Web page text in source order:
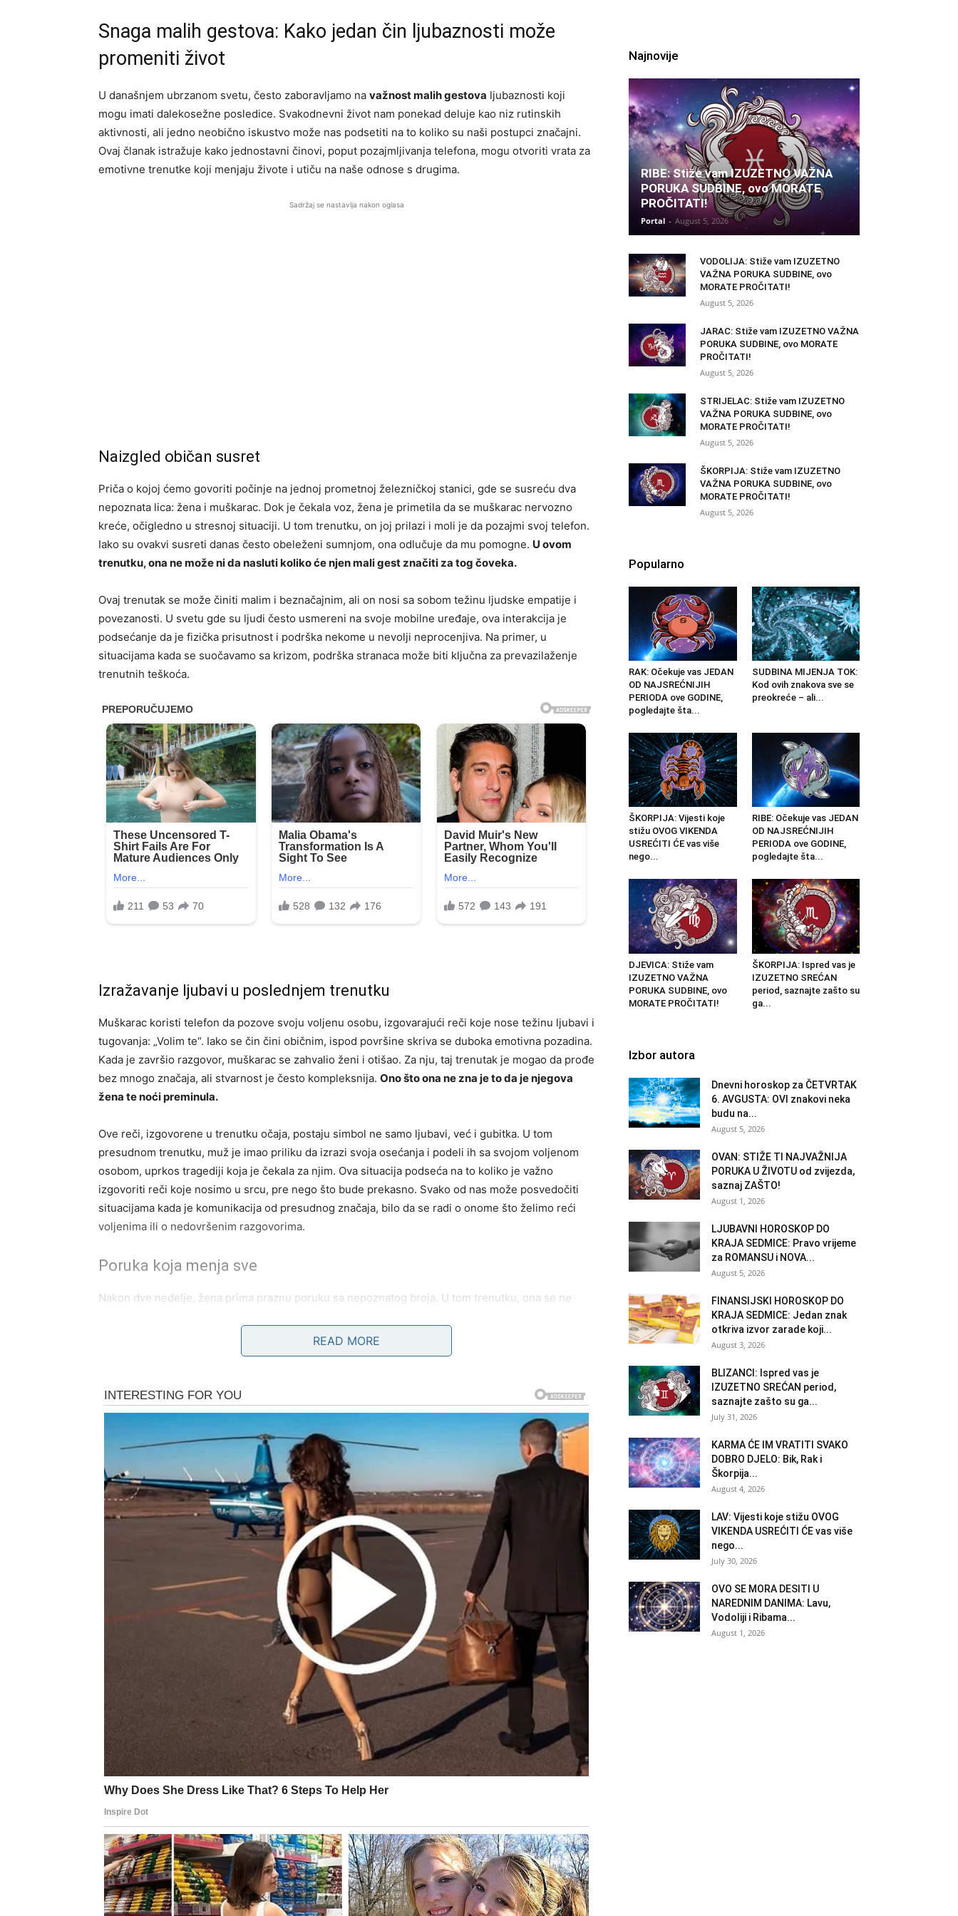
Snaga malih gestova: Kako jedan čin ljubaznosti može
promeniti život
U današnjem ubrzanom svetu, često zaboravljamo na važnost malih gestova ljubaznosti koji
mogu imati dalekosežne posledice. Svakodnevni život nam ponekad deluje kao niz rutinskih
aktivnosti, ali jedno neobično iskustvo može nas podsetiti na to koliko su naši postupci značajni.
Ovaj članak istražuje kako jednostavni činovi, poput pozajmljivanja telefona, mogu otvoriti vrata za
emotivne trenutke koji menjaju živote i utiču na naše odnose s drugima.
Sadržaj se nastavlja nakon oglasa
Naizgled običan susret
Priča o kojoj ćemo govoriti počinje na jednoj prometnoj železničkoj stanici, gde se susreću dva
nepoznata lica: žena i muškarac. Dok je čekala voz, žena je primetila da se muškarac nervozno
kreće, očigledno u stresnoj situaciji. U tom trenutku, on joj prilazi i moli je da pozajmi svoj telefon.
Iako su ovakvi susreti danas često obeleženi sumnjom, ona odlučuje da mu pomogne. U ovom
trenutku, ona ne može ni da nasluti koliko će njen mali gest značiti za tog čoveka.
Ovaj trenutak se može činiti malim i beznačajnim, ali on nosi sa sobom težinu ljudske empatije i
povezanosti. U svetu gde su ljudi često usmereni na svoje mobilne uređaje, ova interakcija je
podsećanje da je fizička prisutnost i podrška nekome u nevolji neprocenjiva. Na primer, u
situacijama kada se suočavamo sa krizom, podrška stranaca može biti ključna za prevazilaženje
trenutnih teškoća.
Izražavanje ljubavi u poslednjem trenutku
Muškarac koristi telefon da pozove svoju voljenu osobu, izgovarajući reči koje nose težinu ljubavi i
tugovanja: „Volim te“. Iako se čin čini običnim, ispod površine skriva se duboka emotivna pozadina.
Kada je završio razgovor, muškarac se zahvalio ženi i otišao. Za nju, taj trenutak je mogao da prođe
bez mnogo značaja, ali stvarnost je često kompleksnija. Ono što ona ne zna je to da je njegova
žena te noći preminula.
Ove reči, izgovorene u trenutku očaja, postaju simbol ne samo ljubavi, već i gubitka. U tom
presudnom trenutku, muž je imao priliku da izrazi svoja osećanja i podeli ih sa svojom voljenom
osobom, uprkos tragediji koja je čekala za njim. Ova situacija podseća na to koliko je važno
izgovoriti reči koje nosimo u srcu, pre nego što bude prekasno. Svako od nas može posvedočiti
situacijama kada je komunikacija od presudnog značaja, bilo da se radi o onome što želimo reći
voljenima ili o nedovršenim razgovorima.
Poruka koja menja sve
Nakon dve nedelje, žena prima praznu poruku sa nepoznatog broja. U tom trenutku, ona se ne
menja pogled na svet: „Moja žena je preminula te noći. Hvala vam što ste mi omogućili da joj se
poslednji put javim.“ Ova rečenica, ispunjena emocijama, otkriva koliko su naši svakodnevni
svoju ljubav u trenutku kada je to bilo najpotrebnije.
Ova poruka nije samo informacija, već je i poziv na razmišljanje o tome kako se mali gestovi mogu
pretvoriti u velike promene. U trenutku kada je žena shvatila težinu svog postupka, njen svet se
promenio. Njena svest o važnosti međuljudskih odnosa i malih, ali bitnih, činova dobila je novu
dimenziju. Ova situacija nas podseća na to kako mali gestovi ljubaznosti mogu ostaviti trajne
uticaje, čak i kada ih ne prepoznajemo odmah.
Važnost poverenja i humanosti
Ova priča nas podseća na krhkost ljudskog života i značaj poverenja koje imamo jedni u druge. U
svetu punom sumnje, često se povlačimo u svoje okvire, zaboravljajući koliko su mali gestovi
Ova situacija nas uči da su ponekad najobičniji susreti ispunjeni dubljim
Mnogi od nas bi, verovatno, na sličan način doživeli ovaj trenutak kao slučajan, ali u
stvarnosti, svaki trenutak može biti dragocen za nekog drugog.
Na primer, sećamo se trenutaka kada je neko od neznanaca učinio nešto lepo za nas, bilo da se
radilo o običnom osmehu ili pružanju pomoći. Ovi trenuci nas podsećaju na to da dobrota i
empatija nisu izgubljeni u ovom svetu. Ponekad nam je potrebna samo kap pozitivnosti da bismo
ponovo verovali u ljudskost. Kada pružamo pomoć drugima, ne samo da pomažemo njima, već i
sebi, jer se tako povezujemo s drugima na dubljem nivou.
Kako naši postupci oblikuju sudbinu
Naše odluke često imaju dalekosežne posledice koje ne možemo predvideti. Ovaj događaj nas
READ MORE
Najnovije
RIBE: Stiže vam IZUZETNO VAŽNA
PORUKA SUDBINE, ovo MORATE
PROČITATI!
Portal - August 5, 2026
VODOLIJA: Stiže vam IZUZETNO
VAŽNA PORUKA SUDBINE, ovo
MORATE PROČITATI!
August 5, 2026
JARAC: Stiže vam IZUZETNO VAŽNA
PORUKA SUDBINE, ovo MORATE
PROČITATI!
August 5, 2026
STRIJELAC: Stiže vam IZUZETNO
VAŽNA PORUKA SUDBINE, ovo
MORATE PROČITATI!
August 5, 2026
ŠKORPIJA: Stiže vam IZUZETNO
VAŽNA PORUKA SUDBINE, ovo
MORATE PROČITATI!
August 5, 2026
Popularno
RAK: Očekuje vas JEDAN
OD NAJSREĆNIJIH
PERIODA ove GODINE,
pogledajte šta...
SUDBINA MIJENJA TOK:
Kod ovih znakova sve se
preokreće – ali...
ŠKORPIJA: Vijesti koje
stižu OVOG VIKENDA
USREĆITI ĆE vas više
nego...
RIBE: Očekuje vas JEDAN
OD NAJSREĆNIJIH
PERIODA ove GODINE,
pogledajte šta...
DJEVICA: Stiže vam
IZUZETNO VAŽNA
PORUKA SUDBINE, ovo
MORATE PROČITATI!
ŠKORPIJA: Ispred vas je
IZUZETNO SREĆAN
period, saznajte zašto su
ga...
Izbor autora
Dnevni horoskop za ČETVRTAK
6. AVGUSTA: OVI znakovi neka
budu na...
August 5, 2026
OVAN: STIŽE TI NAJVAŽNIJA
PORUKA U ŽIVOTU od zvijezda,
saznaj ZAŠTO!
August 1, 2026
LJUBAVNI HOROSKOP DO
KRAJA SEDMICE: Pravo vrijeme
za ROMANSU i NOVA...
August 5, 2026
FINANSIJSKI HOROSKOP DO
KRAJA SEDMICE: Jedan znak
otkriva izvor zarade koji...
August 3, 2026
BLIZANCI: Ispred vas je
IZUZETNO SREĆAN period,
saznajte zašto su ga...
July 31, 2026
KARMA ĆE IM VRATITI SVAKO
DOBRO DJELO: Bik, Rak i
Škorpija...
August 4, 2026
LAV: Vijesti koje stižu OVOG
VIKENDA USREĆITI ĆE vas više
nego...
July 30, 2026
OVO SE MORA DESITI U
NAREDNIM DANIMA: Lavu,
Vodoliji i Ribama...
August 1, 2026